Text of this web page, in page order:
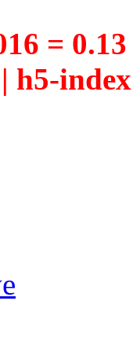
=
h5-